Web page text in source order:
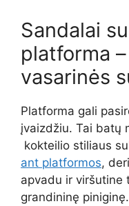
Sandalai
platforma
vasarinės
Platforma gali
įvaizdžiu. Tai batų
kokteilio stiliaus
ant platformos,
apvadu ir viršutine
grandininę